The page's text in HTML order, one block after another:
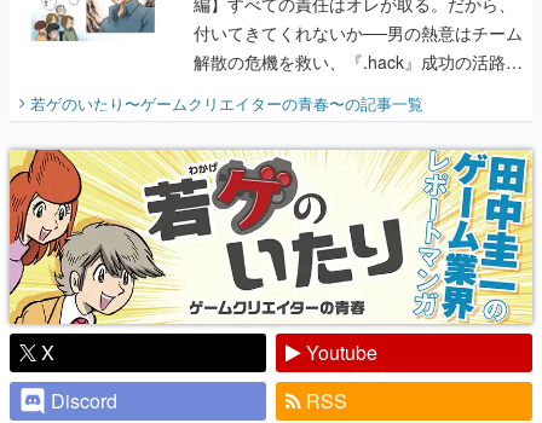
付いてきてくれないか──男の熱意はチーム
解散の危機を救い、『.hack』成功の活路を
開く。業界の快男児・松山 洋に流れる血は
『少年ジャンプ』色だった【若ゲのいた
り】
若ゲのいたり〜ゲームクリエイターの青春〜の記事一覧
X
Youtube
Discord
RSS